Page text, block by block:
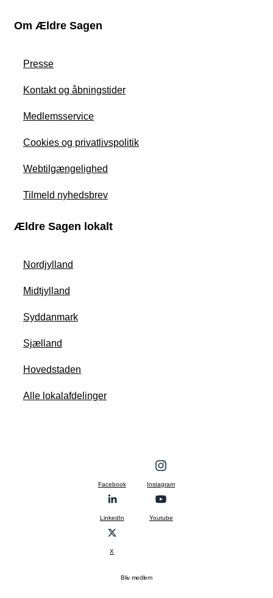
Om Ældre Sagen
Presse
Kontakt og åbningstider
Medlemsservice
Cookies og privatlivspolitik
Webtilgængelighed
Tilmeld nyhedsbrev
Ældre Sagen lokalt
Nordjylland
Midtjylland
Syddanmark
Sjælland
Hovedstaden
Alle lokalafdelinger
Facebook Instagram
LinkedIn Youtube
X
Bliv medlem